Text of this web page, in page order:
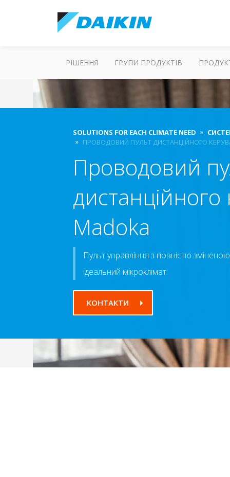
РІШЕННЯ ГРУПИ ПРОДУКТІВ
SOLUTIONS FOR EACH CLIMATE NEED
ПРОВОДОВИЙ ПУЛЬТ ДИСТАНЦІЙНОГО
Проводовий
Madoka
Пульт управління з повністю
ідеальний мікроклімат.
КОНТАКТИ